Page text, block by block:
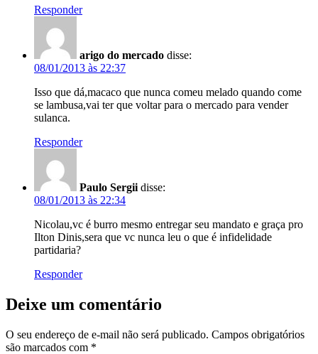
Responder
arigo do mercado disse:
08/01/2013 às 22:37
Isso que dá,macaco que nunca comeu melado quando come
se lambusa,vai ter que voltar para o mercado para vender
sulanca.
Responder
Paulo Sergii disse:
08/01/2013 às 22:34
Nicolau,vc é burro mesmo entregar seu mandato e graça pro
Ilton Dinis,sera que vc nunca leu o que é infidelidade
partidaria?
Responder
Deixe um comentário
O seu endereço de e-mail não será publicado. Campos obrigatórios
são marcados com *